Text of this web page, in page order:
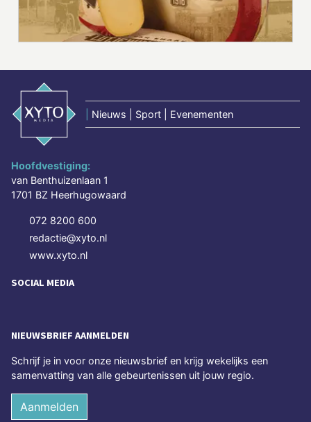
Nieuws | Sport | Evenementen
Hoofdvestiging:
van Benthuizenlaan 1
1701 BZ Heerhugowaard
072 8200 600
redactie@xyto.nl
www.xyto.nl
SOCIAL MEDIA
NIEUWSBRIEF AANMELDEN
Schrijf je in voor onze nieuwsbrief en krijg wekelijks een
samenvatting van alle gebeurtenissen uit jouw regio.
Aanmelden